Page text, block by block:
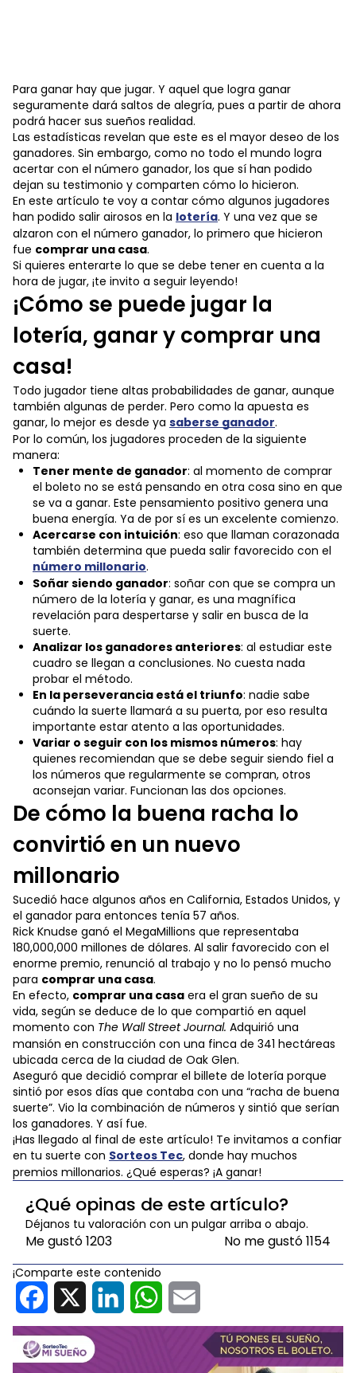
Para ganar hay que jugar. Y aquel que logra ganar
seguramente dará saltos de alegría, pues a partir de ahora
podrá hacer sus sueños realidad.
Las estadísticas revelan que este es el mayor deseo de los
ganadores. Sin embargo, como no todo el mundo logra
acertar con el número ganador, los que sí han podido
dejan su testimonio y comparten cómo lo hicieron.
En este artículo te voy a contar cómo algunos jugadores
han podido salir airosos en la lotería. Y una vez que se
alzaron con el número ganador, lo primero que hicieron
fue comprar una casa.
Si quieres enterarte lo que se debe tener en cuenta a la
hora de jugar, ¡te invito a seguir leyendo!
¡Cómo se puede jugar la
lotería, ganar y comprar una
casa!
Todo jugador tiene altas probabilidades de ganar, aunque
también algunas de perder. Pero como la apuesta es
ganar, lo mejor es desde ya saberse ganador.
Por lo común, los jugadores proceden de la siguiente
manera:
Tener mente de ganador: al momento de comprar
el boleto no se está pensando en otra cosa sino en que
se va a ganar. Este pensamiento positivo genera una
buena energía. Ya de por sí es un excelente comienzo.
Acercarse con intuición: eso que llaman corazonada
también determina que pueda salir favorecido con el
número millonario.
Soñar siendo ganador: soñar con que se compra un
número de la lotería y ganar, es una magnífica
revelación para despertarse y salir en busca de la
suerte.
Analizar los ganadores anteriores: al estudiar este
cuadro se llegan a conclusiones. No cuesta nada
probar el método.
En la perseverancia está el triunfo: nadie sabe
cuándo la suerte llamará a su puerta, por eso resulta
importante estar atento a las oportunidades.
Variar o seguir con los mismos números: hay
quienes recomiendan que se debe seguir siendo fiel a
los números que regularmente se compran, otros
aconsejan variar. Funcionan las dos opciones.
De cómo la buena racha lo
convirtió en un nuevo
millonario
Sucedió hace algunos años en California, Estados Unidos, y
el ganador para entonces tenía 57 años.
Rick Knudse ganó el MegaMillions que representaba
180,000,000 millones de dólares. Al salir favorecido con el
enorme premio, renunció al trabajo y no lo pensó mucho
para comprar una casa.
En efecto, comprar una casa era el gran sueño de su
vida, según se deduce de lo que compartió en aquel
momento con The Wall Street Journal. Adquirió una
mansión en construcción con una finca de 341 hectáreas
ubicada cerca de la ciudad de Oak Glen.
Aseguró que decidió comprar el billete de lotería porque
sintió por esos días que contaba con una “racha de buena
suerte”. Vio la combinación de números y sintió que serían
los ganadores. Y así fue.
¡Has llegado al final de este artículo! Te invitamos a confiar
en tu suerte con Sorteos Tec, donde hay muchos
premios millonarios. ¿Qué esperas? ¡A ganar!
¿Qué opinas de este artículo?
Déjanos tu valoración con un pulgar arriba o abajo.
Me gustó1203 No me gustó1154
¡Comparte este contenido
Facebook LinkedInWhatsApp